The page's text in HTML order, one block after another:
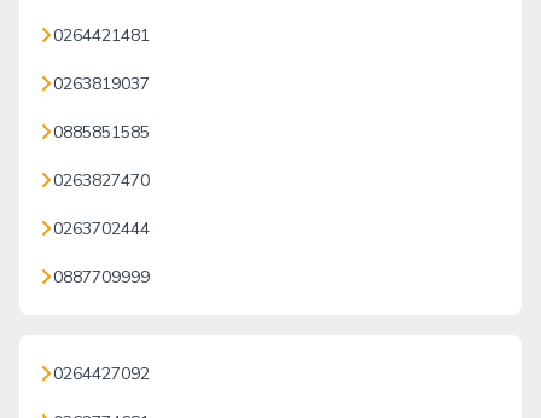
0264421481
0263819037
0885851585
0263827470
0263702444
0887709999
0264427092